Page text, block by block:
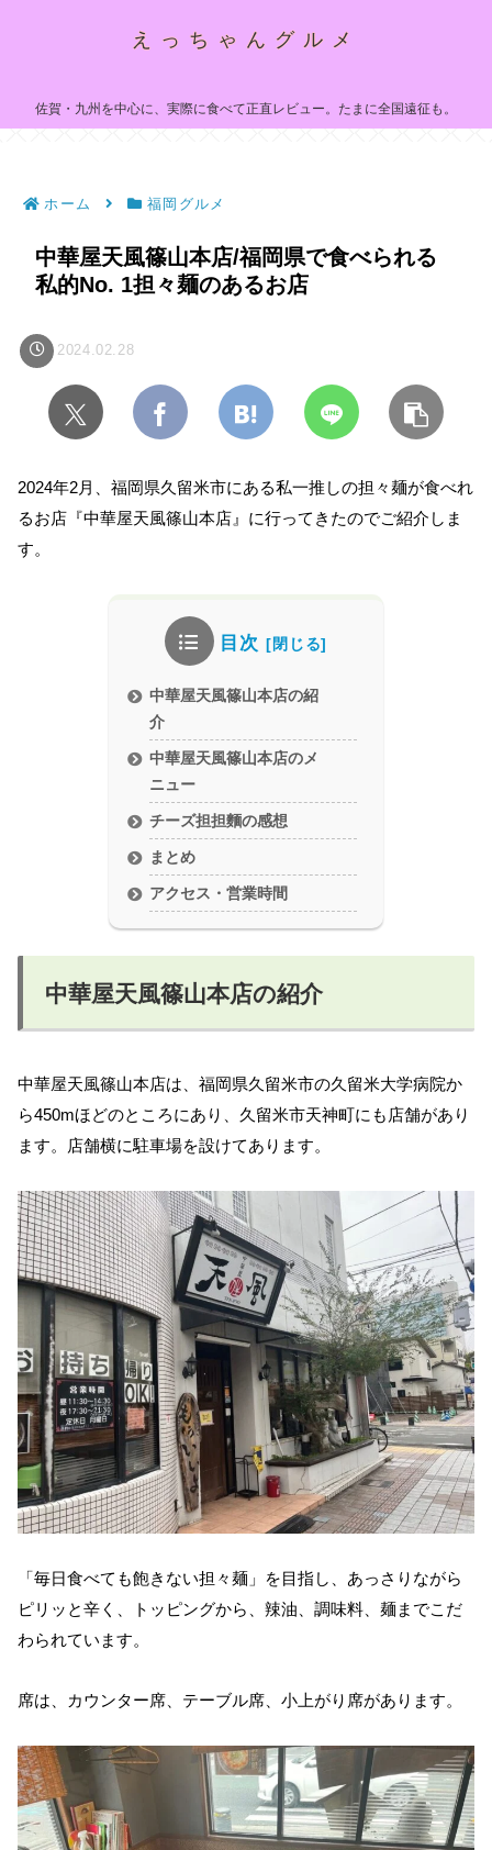
えっちゃんグルメ
佐賀・九州を中心に、実際に食べて正直レビュー。たまに全国遠征も。
ホーム 福岡グルメ
中華屋天風篠山本店/福岡県で食べられる
私的No. 1担々麺のあるお店
2024.02.28
2024年2月、福岡県久留米市にある私一推しの担々麺が食べれ
るお店『中華屋天風篠山本店』に行ってきたのでご紹介しま
す。
目次
中華屋天風篠山本店の紹
介
中華屋天風篠山本店のメ
ニュー
チーズ担担麵の感想
まとめ
アクセス・営業時間
中華屋天風篠山本店の紹介
中華屋天風篠山本店は、福岡県久留米市の久留米大学病院か
ら450mほどのところにあり、久留米市天神町にも店舗があり
ます。店舗横に駐車場を設けてあります。
「毎日食べても飽きない担々麺」を目指し、あっさりながら
ピリッと辛く、トッピングから、辣油、調味料、麺までこだ
わられています。
席は、カウンター席、テーブル席、小上がり席があります。